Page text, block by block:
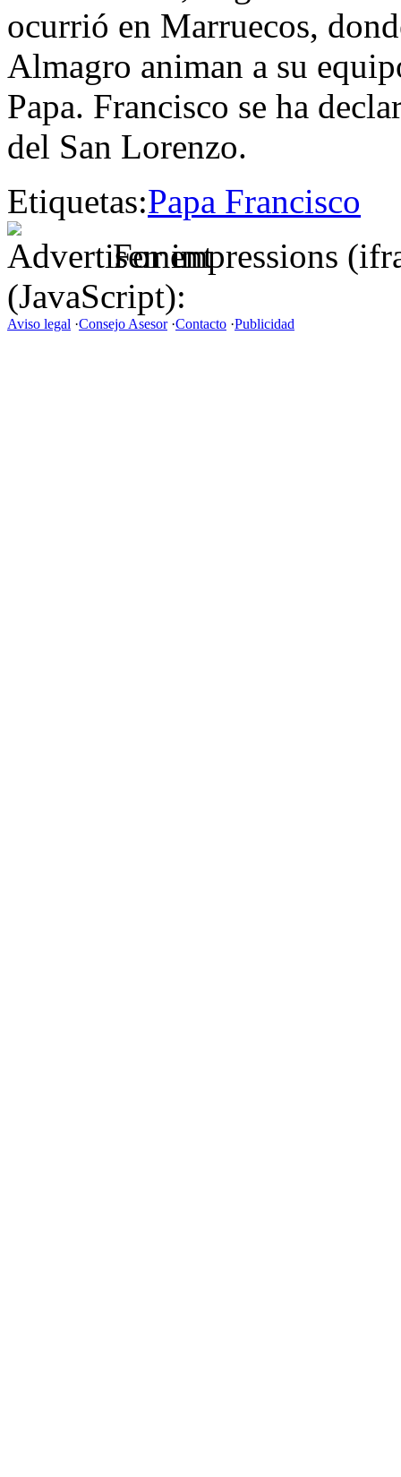
ocurrió en Marruecos,
Almagro animan a su
Papa. Francisco se ha
del San Lorenzo.
Etiquetas:Papa Francisco
For impressions
(JavaScript):
Aviso legal ·Consejo Asesor·Contacto ·Publicidad